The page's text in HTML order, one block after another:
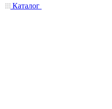
Каталог